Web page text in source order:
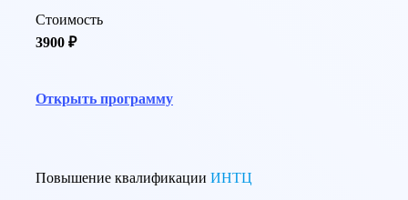
Стоимость
3900 ₽
Открыть программу
Повышение квалификации ИНТЦ